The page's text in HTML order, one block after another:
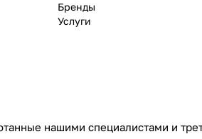
Бренды
Услуги
нашими специалистами и